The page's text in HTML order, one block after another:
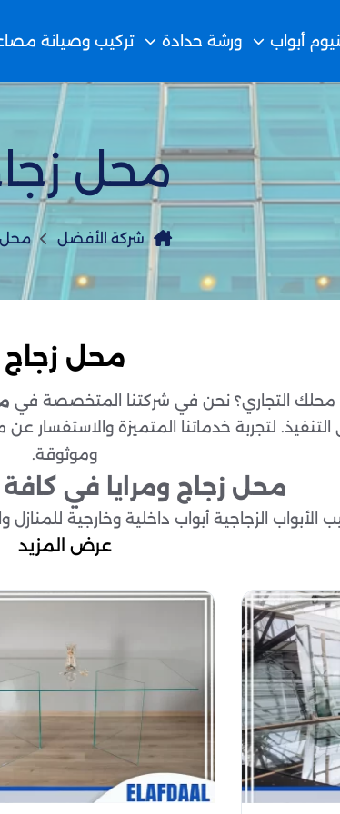
أبواب ورشة حدادة تركيب وصيانة
محل
شركة الأفضل محل
محل زجاج
محلك التجاري؟ نحن في شركتنا المتخصصة في
التنفيذ. لتجربة خدماتنا المتميزة والاستفسار
وموثوقة.
محل زجاج ومرايا في كافة
الأبواب الزجاجية أبواب داخلية وخارجية للمنازل
النوافذ الزجاجية نوافذ مقاومة للكسر وعازلة
مرايا بأحجام وتصاميم مختلفة للمنازل
والديكور تركيب زجاج للطاولات والخزائن
الأمان المقاوم للكسر لتوفير حماية إضافية في
زجاج عازل للصوت والحرارة لتوفير بيئة هادئة
والنوافذ الزجاجية إصلاح الخدوش، استبدال
مخصص توفير تصاميم مبتكرة تناسب كافة
وزجاج للقاعات والمساحات الداخلية لتعزيز
قبل التركيب تقديم نصائح حول اختيار نوع
السريع الالتزام بالمواعيد وتنفيذ
عرض المزيد